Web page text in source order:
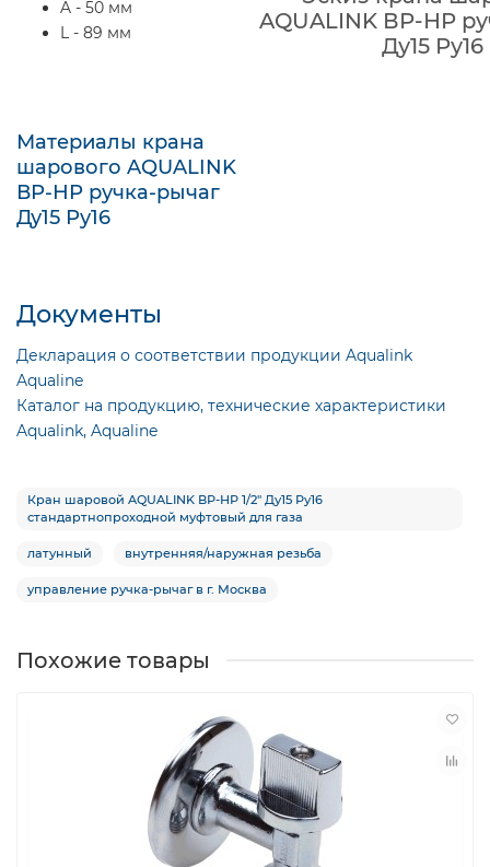
A - 50 мм
L - 89 мм
AQUALINK ВР-НР
Ду15 Ру16
Материалы крана
шарового AQUALINK
ВР-НР ручка-рычаг
Ду15 Ру16
Документы
Декларация о соответствии продукции Aqualink
Aqualine
Каталог на продукцию, технические характеристики
Aqualink, Aqualine
Кран шаровой AQUALINK ВР-НР 1/2″ Ду15 Ру16
стандартнопроходной муфтовый для газа
латунный внутренняя/наружная резьба
управление ручка-рычаг в г. Москва
Похожие товары